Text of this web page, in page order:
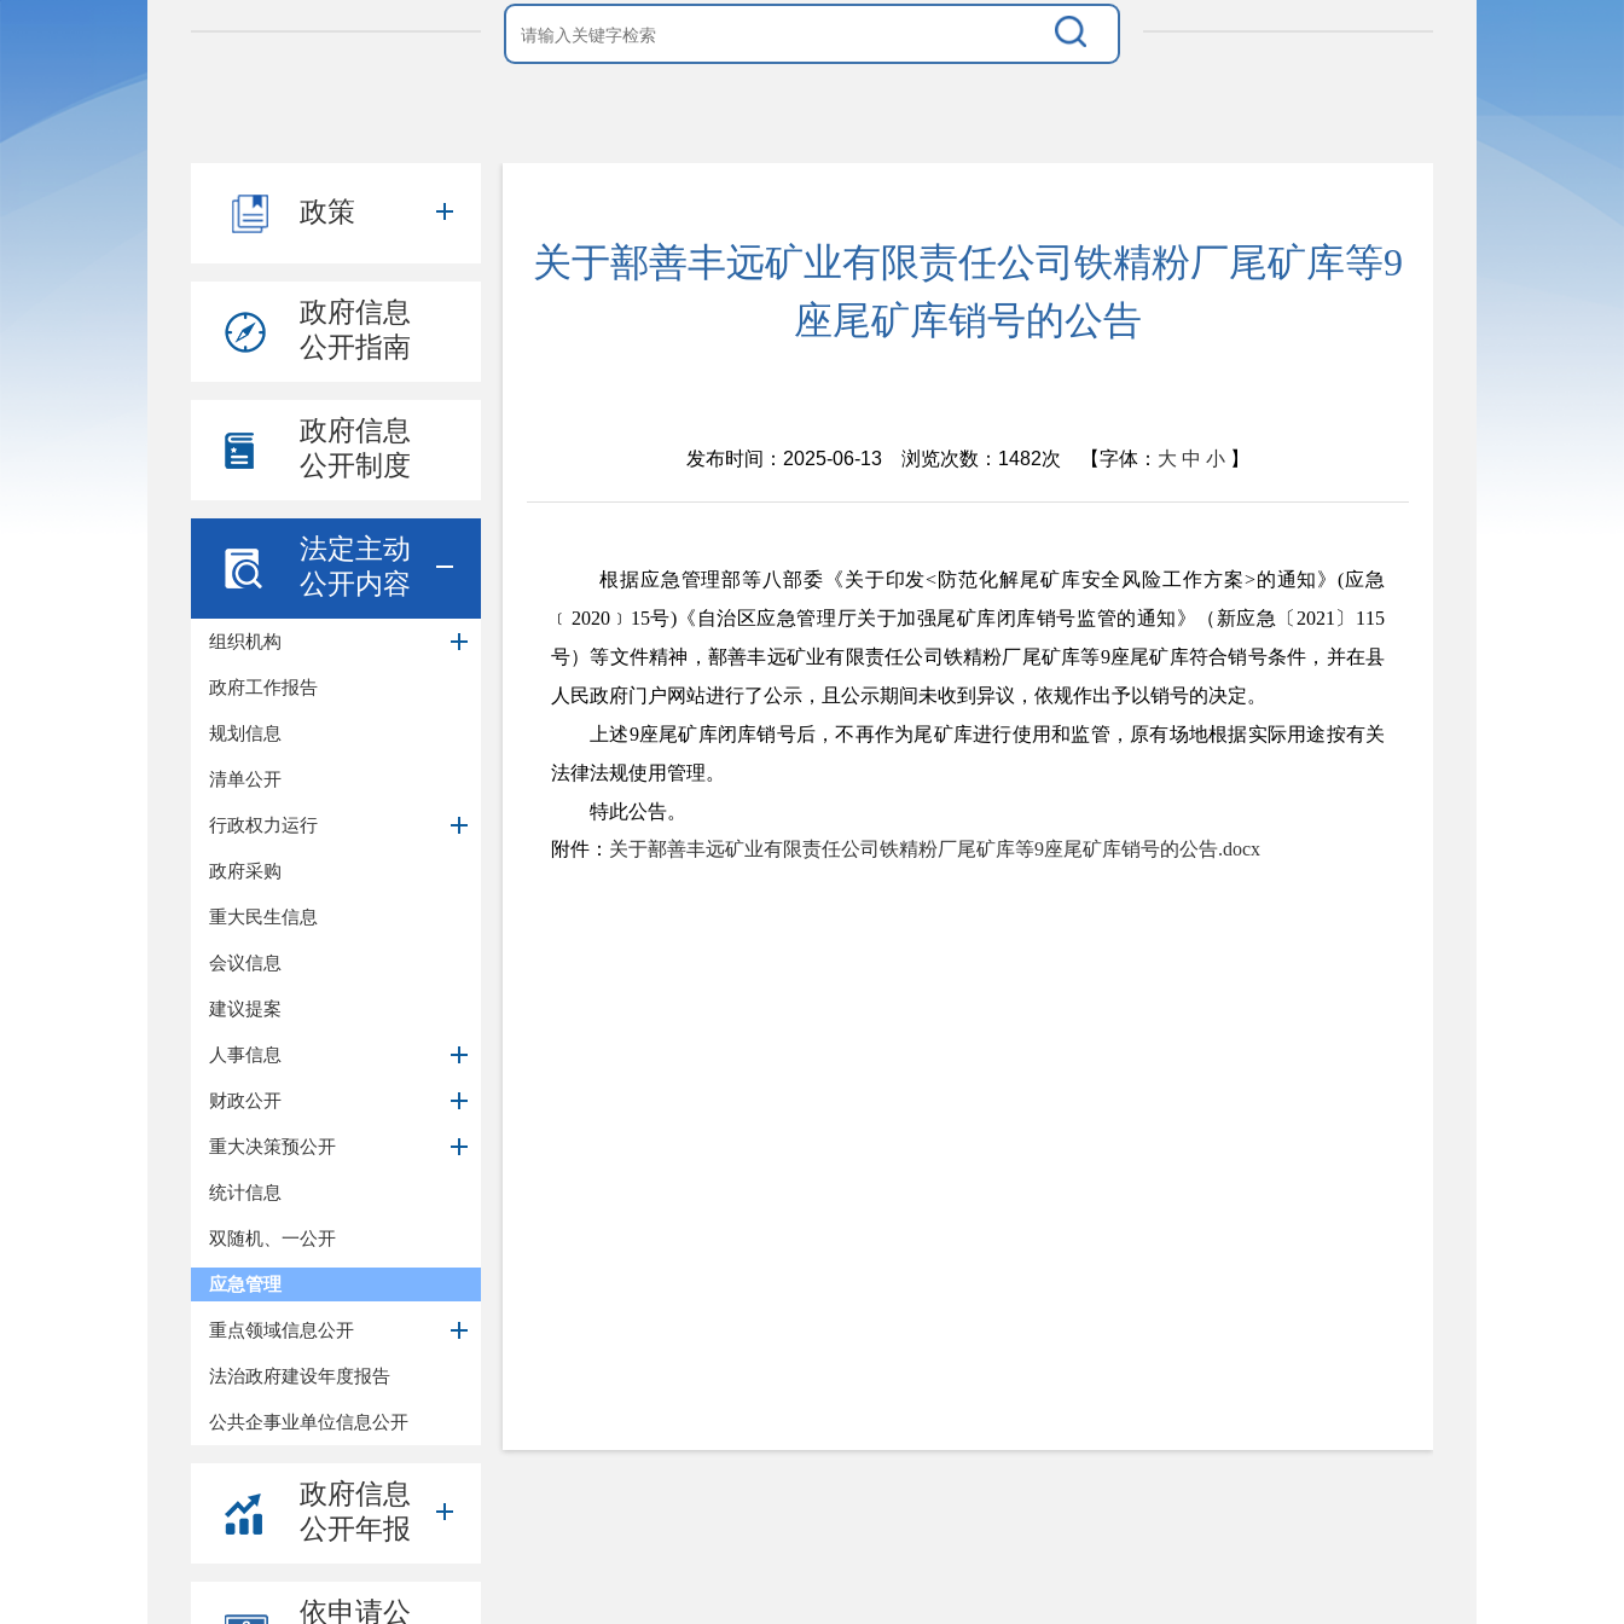
政策
政府信息
公开指南
政府信息
公开制度
法定主动
公开内容
组织机构
政府工作报告
规划信息
清单公开
行政权力运行
政府采购
重大民生信息
会议信息
建议提案
人事信息
财政公开
重大决策预公开
统计信息
双随机、一公开
应急管理
重点领域信息公开
法治政府建设年度报告
公共企事业单位信息公开
政府信息
公开年报
依申请公
关于鄯善丰远矿业有限责任公司铁精粉厂尾矿库等9
座尾矿库销号的公告
发布时间：2025-06-13 浏览次数： 1482次 【字体： 大 中 小 】
根据应急管理部等八部委《关于印发<防范化解尾矿库安全风险工作方案>的通知》(应急
﹝ 2020﹞ 15号)《自治区应急管理厅关于加强尾矿库闭库销号监管的通知》（新应急〔 2021〕115
号）等文件精神 ，鄯善丰远矿业有限责任公司铁精粉厂尾矿库等9座尾矿库符合销号条件，并在县
人民政府门户网站进行了公示，且公示期间未收到异议，依规作出予以销号的决定。
上述9座尾矿库闭库销号后，不再作为尾矿库进行使用和监管， 原有场地根据实际用途按有关
法律法规使用管理。
特此公告。
附件： 关于鄯善丰远矿业有限责任公司铁精粉厂尾矿库等9座尾矿库销号的公告.docx